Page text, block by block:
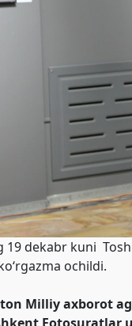
19 dekabr kuni
ochildi.
Milliy axborot